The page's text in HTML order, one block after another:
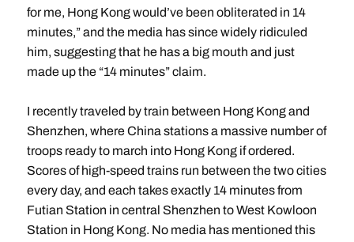
for me, Hong Kong would’ve been obliterated in 14
minutes,” and the media has since widely ridiculed
him, suggesting that he has a big mouth and just
made up the “14 minutes” claim.
I recently traveled by train between Hong Kong and
Shenzhen, where China stations a massive number of
troops ready to march into Hong Kong if ordered.
Scores of high-speed trains run between the two cities
every day, and each takes exactly 14 minutes from
Futian Station in central Shenzhen to West Kowloon
Station in Hong Kong. No media has mentioned this